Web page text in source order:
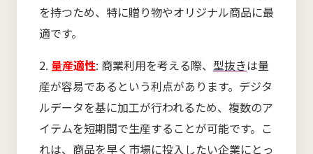
を持つため、特に贈り物やオリジナル商品に最
適です。
2. 量産適性: 商業利用を考える際、 型抜きは量
産が容易であるという利点があります。デジタ
ルデータを基に加工が行われるため、複数のア
イテムを短期間で生産することが可能です。こ
れは、商品を早く市場に投入したい企業にとっ